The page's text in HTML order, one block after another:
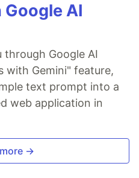
AI
Google AI
with Gemini" feature,
text prompt into a
web application in
→